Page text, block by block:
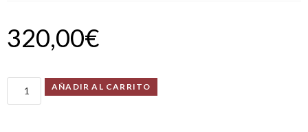
320,00€
AÑADIR AL CARRITO